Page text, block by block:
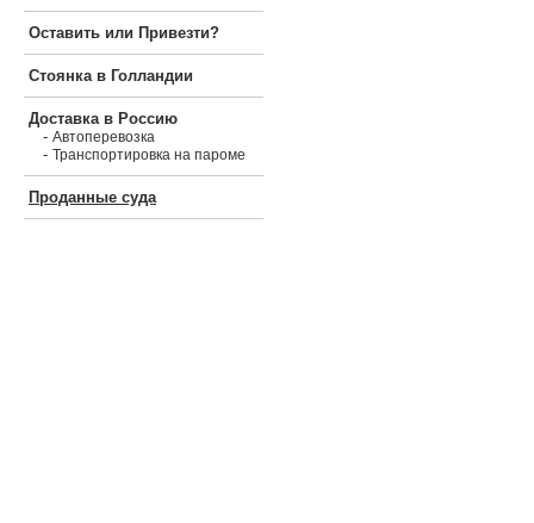
Оставить или Привезти?
Стоянка в Голландии
Доставка в Россию
- Автоперевозка
- Транспортировка на пароме
Проданные суда